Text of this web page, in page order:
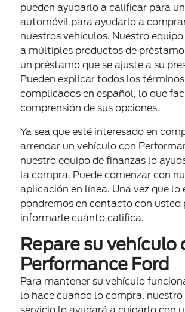
pueden ayudarlo a calificar para
automóvil para ayudarlo a
nuestros vehículos. Nuestro
a múltiples productos de
un préstamo que se ajuste a su
Pueden explicar todos los
complicados en español, lo que
comprensión de sus opciones.
Ya sea que esté interesado en
arrendar un vehículo con
nuestro equipo de finanzas lo
la compra. Puede comenzar con
aplicación en línea. Una vez que lo
pondremos en contacto con usted
informarle cuánto califica.
Repare su vehículo
Performance Ford
Para mantener su vehículo
lo hace cuando lo compra, nuestro